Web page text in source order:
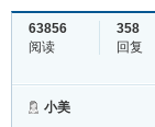
63856
阅读
358
回复
小美